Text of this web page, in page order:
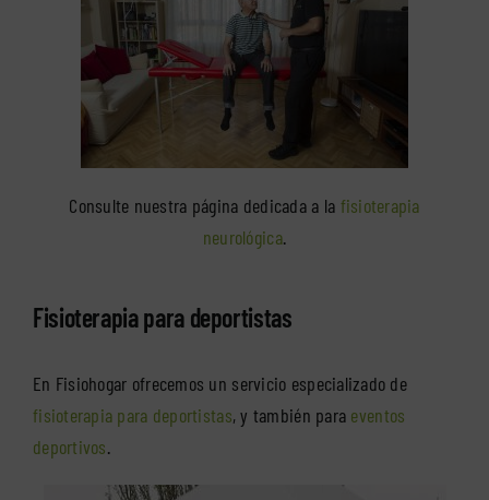
Consulte nuestra página dedicada a la fisioterapia
neurológica.
Fisioterapia para deportistas
En Fisiohogar ofrecemos un servicio especializado de
fisioterapia para deportistas, y también para eventos
deportivos.